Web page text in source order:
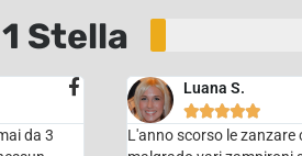
1 Stella
da 3
Luana S.

L'anno scorso le